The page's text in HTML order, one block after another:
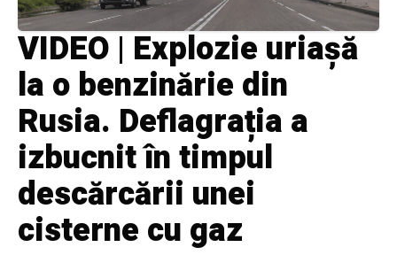
VIDEO | Explozie uriașă
la o benzinărie din
Rusia. Deflagrația a
izbucnit în timpul
descărcării unei
cisterne cu gaz